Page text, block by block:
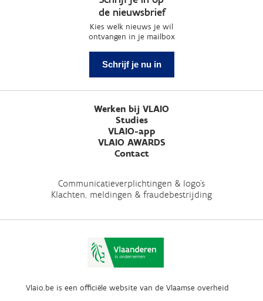
de nieuwsbrief
Kies welk nieuws je wil
ontvangen in je mailbox
Schrijf je nu in
Werken bij VLAIO
Studies
VLAIO-app
VLAIO AWARDS
Contact
Communicatieverplichtingen & logo's
Klachten, meldingen & fraudebestrijding
Vlaio.be is een officiële website van de Vlaamse overheid